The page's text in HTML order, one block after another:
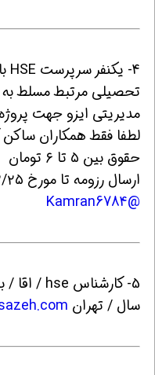
تحصیلی مرتبط مسلط
مدیریتی ایزو جهت
لطفا فقط همکاران
حقوق بین ۵ تا ۶ تومان
ارسال رزومه تا مورخ ۹۹/۰۲/۲۵ به آیدی
@Kamran6784
سال / تهران